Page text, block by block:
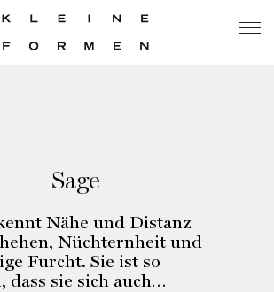
Sage
Nähe und Distanz
Nüchternheit und
Furcht. Sie ist so
dass sie sich auch…